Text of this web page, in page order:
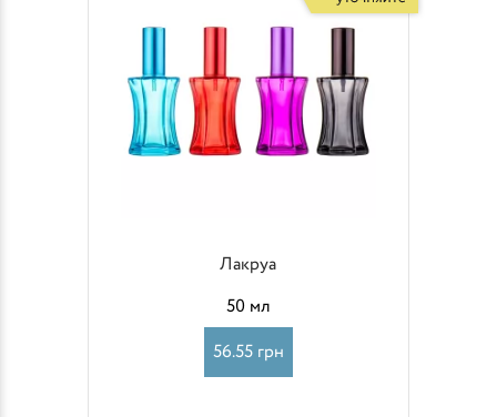
Лакруа
50 мл
56.55 грн